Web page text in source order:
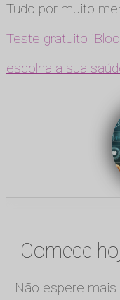
Tudo por muito
Teste gratuito
escolha a sua
Comece
Não espere